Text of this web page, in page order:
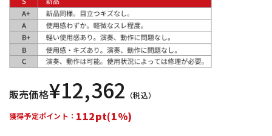
中古
販売価格¥12,362 （税込）
獲得予定ポイント： 112pt(1%)